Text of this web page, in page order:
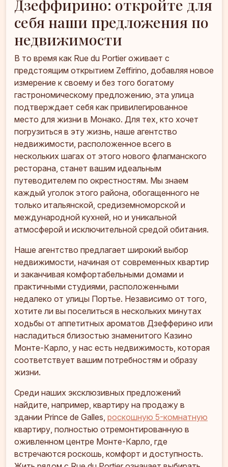
Дзеффирино: откройте для
себя наши предложения по
недвижимости
В то время как Rue du Portier оживает с
предстоящим открытием Zeffirino, добавляя новое
измерение к своему и без того богатому
гастрономическому предложению, эта улица
подтверждает себя как привилегированное
место для жизни в Монако. Для тех, кто хочет
погрузиться в эту жизнь, наше агентство
недвижимости, расположенное всего в
нескольких шагах от этого нового флагманского
ресторана, станет вашим идеальным
путеводителем по окрестностям. Мы знаем
каждый уголок этого района, обогащенного не
только итальянской, средиземноморской и
международной кухней, но и уникальной
атмосферой и исключительной средой обитания.
Наше агентство предлагает широкий выбор
недвижимости, начиная от современных квартир
и заканчивая комфортабельными домами и
практичными студиями, расположенными
недалеко от улицы Портье. Независимо от того,
хотите ли вы поселиться в нескольких минутах
ходьбы от аппетитных ароматов Дзефферино или
насладиться близостью знаменитого Казино
Монте-Карло, у нас есть недвижимость, которая
соответствует вашим потребностям и образу
жизни.
Среди наших эксклюзивных предложений
найдите, например, квартиру на продажу в
здании Prince de Galles, роскошную 5-комнатную
квартиру, полностью отремонтированную в
оживленном центре Монте-Карло, где
встречаются роскошь, комфорт и доступность.